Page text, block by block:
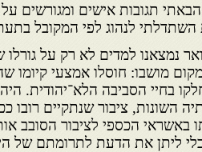
תגובות אישים ומגורשים
השתדלתי לנהוג לפי המקובל
נמצאנו למדים לא רק על
מושבו: חוסלו אמצעי קיומו
בחיי הסביבה הלא־יהודית.
השונות, ציבור שנתקיים רובו
באשראי הכספי לציבור הסובב
ליתן את הדעת לתרומתם של